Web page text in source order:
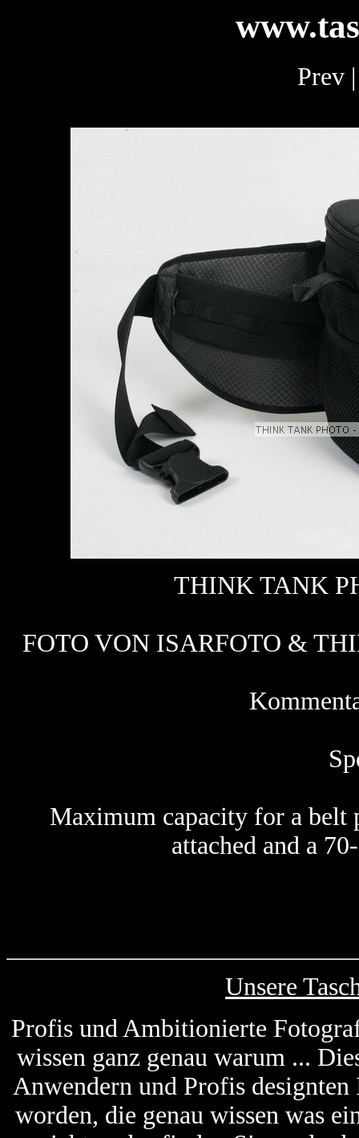
Prev
THINK TANK
FOTO VON ISARFOTO &
Maximum capacity for a belt
attached and a
Unsere
Profis und Ambitionierte
wissen ganz genau warum ...
Anwendern und Profis
worden, die genau wissen was